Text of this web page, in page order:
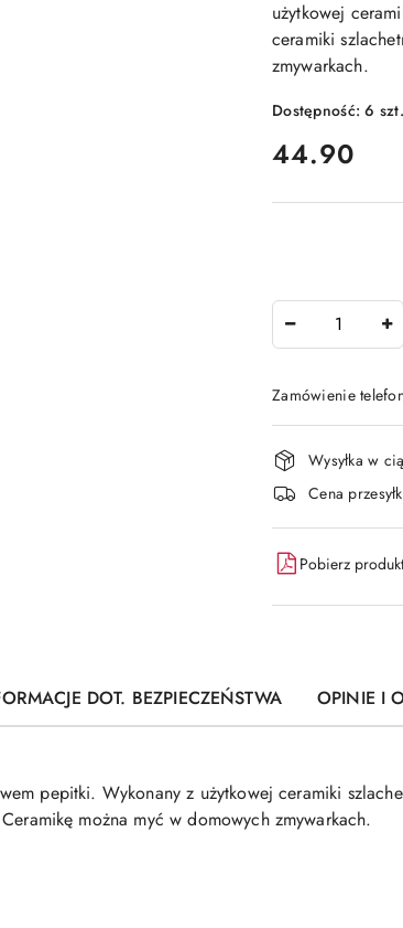
użytkowej
ceramiki
zmywarkach.
Dostępność:6 szt.
cena:
44.90
Zamówienie
i
dostawa
Wysyłka w
Cena
Pobierz
DOT. BEZPIECZEŃSTWA OPINIE I
pepitki. Wykonany z użytkowej ceramiki
można myć w domowych zmywarkach.